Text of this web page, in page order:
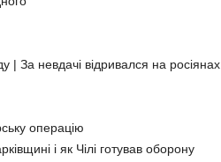
| За невдачі відривался на росіянах
операцію
і як Чілі готував оборону